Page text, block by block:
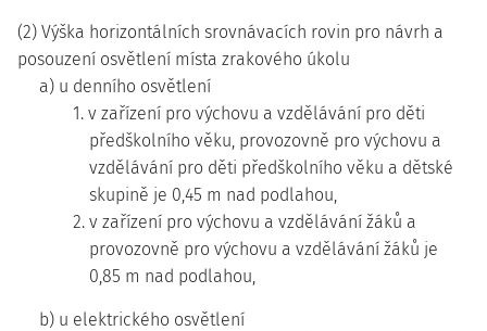
(2) Výška horizontálních srovnávacích rovin pro návrh a
posouzení osvětlení místa zrakového úkolu
a) u denního osvětlení
1. v zařízení pro výchovu a vzdělávání pro děti
předškolního věku, provozovně pro výchovu a
vzdělávání pro děti předškolního věku a dětské
skupině je 0,45 m nad podlahou,
2. v zařízení pro výchovu a vzdělávání žáků a
provozovně pro výchovu a vzdělávání žáků je
0,85 m nad podlahou,
b) u elektrického osvětlení